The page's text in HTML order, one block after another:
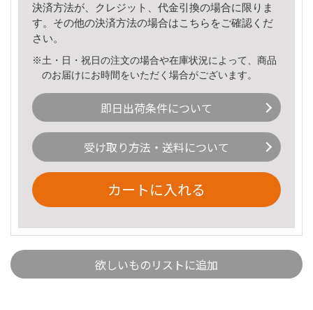
決済方法が、クレジット、代金引換の場合に限りま
す。その他の決済方法の場合はこちら をご確認くだ
さい。
※土・日・祝日の注文の場合や在庫状況によって、商品
のお届けにお時間をいただく場合がございます。
即日出荷条件について
受け取り方法・送料について
カートに入れる
欲しいものリストに追加